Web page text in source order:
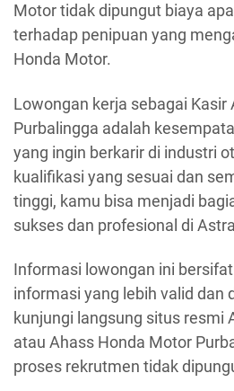
Motor tidak dipungut biaya
terhadap penipuan yang
Honda Motor.
Lowongan kerja sebagai
Purbalingga adalah
yang ingin berkarir di industri
kualifikasi yang sesuai dan
tinggi, kamu bisa menjadi
sukses dan profesional di
Informasi lowongan ini
informasi yang lebih valid dan
kunjungi langsung situs resmi
atau Ahass Honda Motor
proses rekrutmen tidak